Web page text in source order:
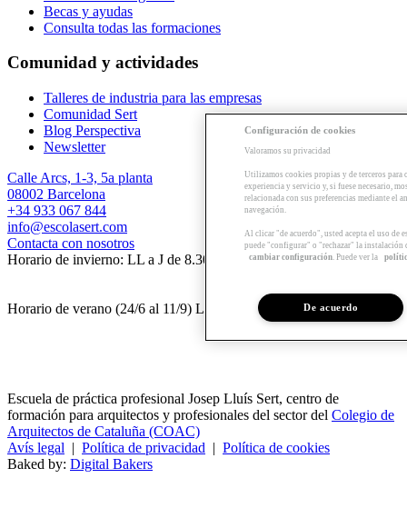
Becas y ayudas
Consulta todas las formaciones
Comunidad y actividades
Talleres de industria para las empresas
Comunidad Sert
Blog Perspectiva
Newsletter
Calle Arcs, 1-3, 5a planta
08002 Barcelona
+34 933 067 844
info@escolasert.com
Contacta con nosotros
Horario de invierno: LL a J de 8.30 a 16.30 h / V de 8.30 a 14 h.
Horario de verano (24/6 al 11/9) LL a V de 8.30 a 14 h.
Escuela de práctica profesional Josep Lluís Sert, centro de
formación para arquitectos y profesionales del sector del Colegio de
Arquitectos de Cataluña (COAC)
Avís legal | Política de privacidad | Política de cookies
Baked by: Digital Bakers
Configuración de cookies
Valoramos su privacidad
Utilizamos cookies propias y de terceros para
experiencia y servicio y, si fuese necesario,
relacionada con sus preferencias mediante el
navegación.
Al clicar "de acuerdo", usted acepta el uso de
puede "configurar" o "rechazar" la instalación
cambiar configuración. Puede ver la
De acuerdo